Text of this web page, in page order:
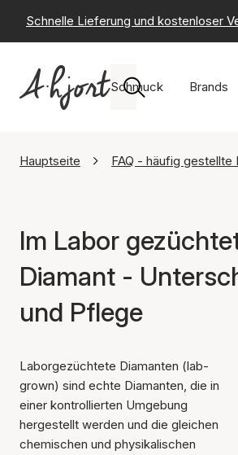
Schnelle Lieferung und kostenloser
Schmuck Brands
Hauptseite FAQ - häufig gestellte
Im Labor
Diamant -
und Pflege
Laborgezüchtete Diamanten (lab-
grown) sind echte Diamanten, die in
einer kontrollierten Umgebung
hergestellt werden und die gleichen
chemischen und physikalischen